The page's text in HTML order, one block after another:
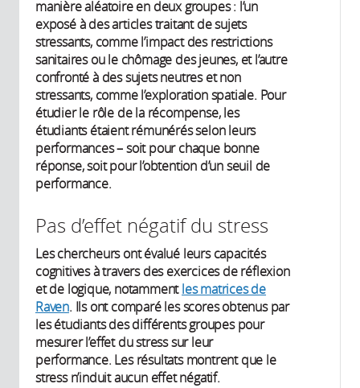
manière aléatoire en deux groupes : l’un
exposé à des articles traitant de sujets
stressants, comme l’impact des restrictions
sanitaires ou le chômage des jeunes, et l’autre
confronté à des sujets neutres et non
stressants, comme l’exploration spatiale. Pour
étudier le rôle de la récompense, les
étudiants étaient rémunérés selon leurs
performances – soit pour chaque bonne
réponse, soit pour l’obtention d’un seuil de
performance.
Pas d’effet négatif du stress
Les chercheurs ont évalué leurs capacités
cognitives à travers des exercices de réflexion
et de logique, notammentles matrices de
Raven. Ils ont comparé les scores obtenus par
les étudiants des différents groupes pour
mesurer l’effet du stress sur leur
performance. Les résultats montrent que le
stress n’induit aucun effet négatif.